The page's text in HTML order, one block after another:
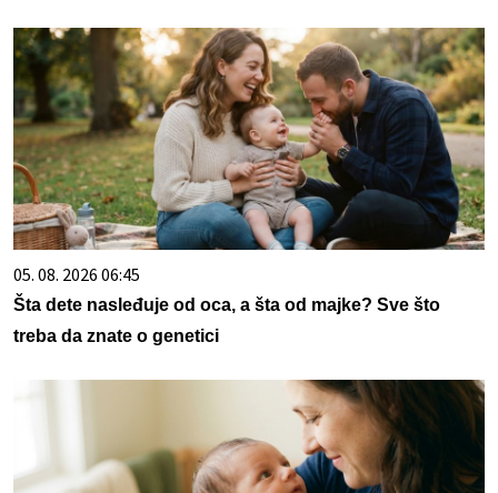
05. 08. 2026 06:45
Šta dete nasleđuje od oca, a šta od majke? Sve što
treba da znate o genetici